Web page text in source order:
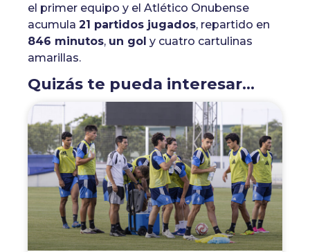
el primer equipo y el Atlético Onubense
acumula 21 partidos jugados, repartido en
846 minutos, un gol y cuatro cartulinas
amarillas.
Quizás te pueda interesar...